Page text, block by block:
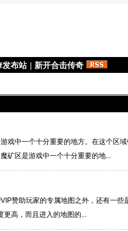
布站 | 新开合击传奇
戏中一个十分重要的地方。在这个区
矿区是游戏中一个十分重要的地...
赞助玩家的专属地图之外，还有一些
更高，而且进入的地图的...